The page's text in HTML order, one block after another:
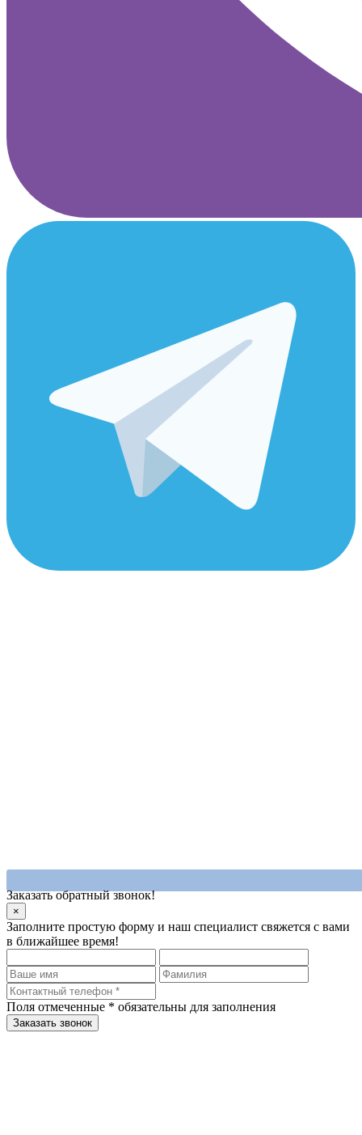
Заказать обратный звонок!
×
Заполните простую форму и наш специалист свяжется с вами
в ближайшее время!
Поля отмеченные * обязательны для заполнения